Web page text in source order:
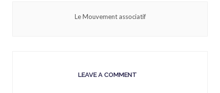
Le Mouvement associatif
LEAVE A COMMENT